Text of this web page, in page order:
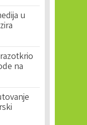
u
na